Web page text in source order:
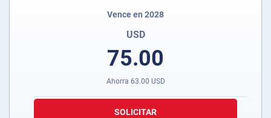
Vence en 2028
USD
75.00
Ahorra 63.00 USD
SOLICITAR